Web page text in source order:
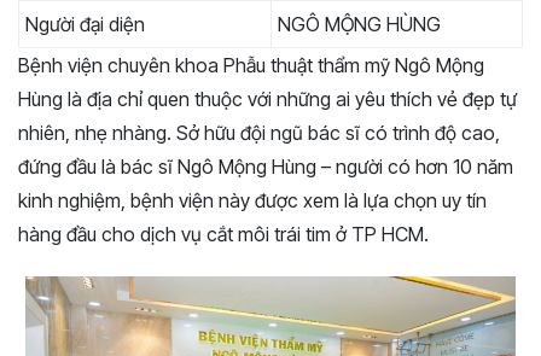
Người đại diện
NGÔ MỘNG HÙNG
Bệnh viện chuyên khoa Phẫu thuật thẩm mỹ Ngô Mộng
Hùng là địa chỉ quen thuộc với những ai yêu thích vẻ đẹp tự
nhiên, nhẹ nhàng. Sở hữu đội ngũ bác sĩ có trình độ cao,
đứng đầu là bác sĩ Ngô Mộng Hùng – người có hơn 10 năm
kinh nghiệm, bệnh viện này được xem là lựa chọn uy tín
hàng đầu cho dịch vụ cắt môi trái tim ở TP HCM.